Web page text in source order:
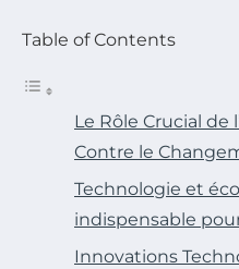
Table of Contents
Le Rôle Crucial de
Contre le
Technologie et
indispensable
Innovations